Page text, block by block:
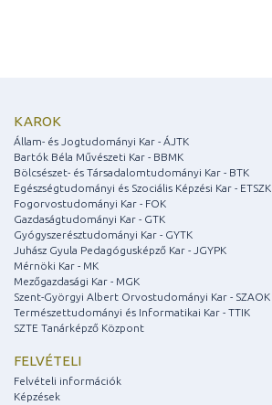
KAROK
Állam- és Jogtudományi Kar - ÁJTK
Bartók Béla Művészeti Kar - BBMK
Bölcsészet- és Társadalomtudományi Kar - BTK
Egészségtudományi és Szociális Képzési Kar - ETSZK
Fogorvostudományi Kar - FOK
Gazdaságtudományi Kar - GTK
Gyógyszerésztudományi Kar - GYTK
Juhász Gyula Pedagógusképző Kar - JGYPK
Mérnöki Kar - MK
Mezőgazdasági Kar - MGK
Szent-Györgyi Albert Orvostudományi Kar - SZAOK
Természettudományi és Informatikai Kar - TTIK
SZTE Tanárképző Központ
FELVÉTELI
Felvételi információk
Képzések